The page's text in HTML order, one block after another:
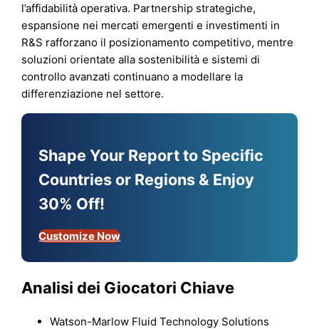
l’affidabilità operativa. Partnership strategiche,
espansione nei mercati emergenti e investimenti in
R&S rafforzano il posizionamento competitivo, mentre
soluzioni orientate alla sostenibilità e sistemi di
controllo avanzati continuano a modellare la
differenziazione nel settore.
Shape Your Report to Specific
Countries or Regions & Enjoy
30% Off!
Customize Now
Analisi dei Giocatori Chiave
Watson-Marlow Fluid Technology Solutions